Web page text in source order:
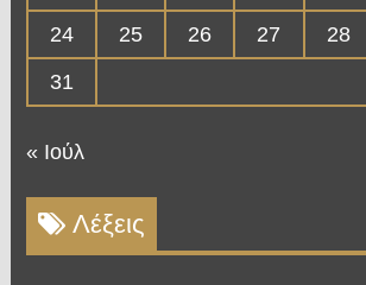
24
25 26 27 28
31
« Ιούλ
Λέξεις